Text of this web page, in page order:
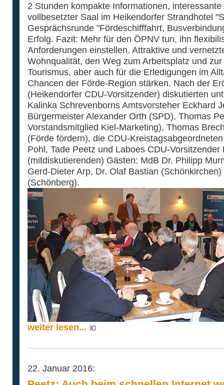
2 Stunden kompakte Informationen,
vollbesetzter Saal im Heikendorfer Strandhotel
Gesprächsrunde "Fördeschifffahrt,
Erfolg. Fazit: Mehr für den ÖPNV tun, ihn
Anforderungen einstellen. Attraktive und
Wohnqualität, den Weg zum Arbeitsplatz und
Tourismus, aber auch für die Erledigungen im
Chancen der Förde-Region stärken. Nach der
(Heikendorfer CDU-Vorsitzender) diskutierten
Kalinka Schrevenborns Amtsvorsteher Eckhard
Bürgermeister Alexander Orth (SPD), Thomas
Vorstandsmitglied Kiel-Marketing), Thomas
(Förde fördern), die CDU-
Pohl, Tade Peetz und Laboes CDU-
(mitdiskutierenden) Gästen: MdB Dr. Philipp
Gerd-Dieter Arp, Dr. Olaf Bastian
(Schönberg).
weiter lesen...
22. Januar 2016: